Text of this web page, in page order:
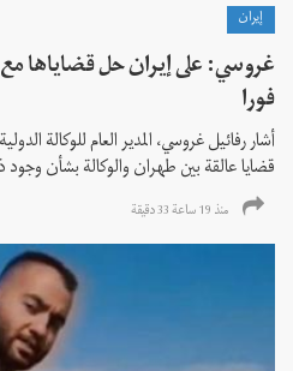
إيران
غروسي: على إيران حل قضاياها مع
فورا
أشار رفائيل غروسي، المدير العام للوكالة
قضايا عالقة بين طهران والوكالة بشأن
منذ 19 ساعة 33 دقیقة